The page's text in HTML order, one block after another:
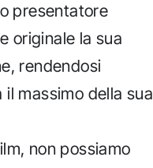
presentatore
originale la sua
rendendosi
massimo della sua
non possiamo